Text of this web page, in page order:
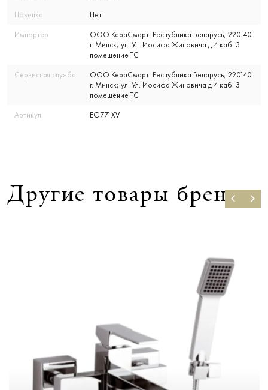
Новинка Нет
Импортер
ООО КераСмарт. Республика Беларусь, 220140
г. Минск; ул. Ул. Иосифа Жиновича д 4 каб. 3
помещение ТС
Сервисная служба
ООО КераСмарт. Республика Беларусь, 220140
г. Минск; ул. Ул. Иосифа Жиновича д 4 каб. 3
помещение ТС
Артикул EG771XV
Другие товары бренда